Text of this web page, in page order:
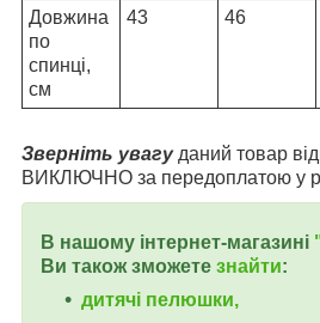
Довжина
по
спинці,
см
43 46
Зверніть увагу даний товар
ВИКЛЮЧНО за передоплатою у
В нашому інтернет-магазині
Ви також зможете знайти:
дитячі пелюшки,